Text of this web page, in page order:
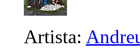
Artista: